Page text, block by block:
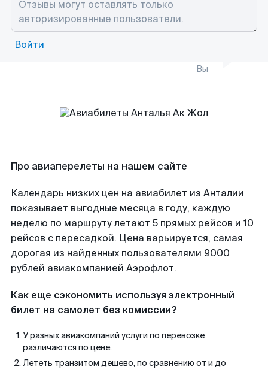
Войти
Вы
Про авиаперелеты на нашем сайте
Календарь низких цен на авиабилет из Анталии
показывает выгодные месяца в году, каждую
неделю по маршруту летают 5 прямых рейсов и 10
рейсов с пересадкой. Цена варьируется, самая
дорогая из найденных пользователями 9000
рублей авиакомпанией Аэрофлот.
Как еще сэкономить используя электронный
билет на самолет без комиссии?
У разных авиакомпаний услуги по перевозке
различаются по цене.
Лететь транзитом дешево, по сравнению от и до